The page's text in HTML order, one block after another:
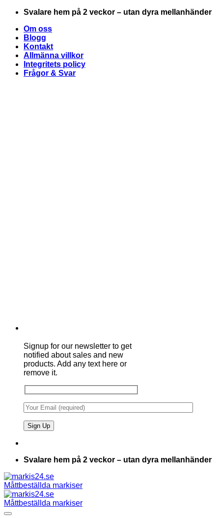
Skip
content
Svalare hem på 2 veckor – utan dyra mellanhänder
Om oss
Blogg
Kontakt
Allmänna villkor
Integritets policy
Frågor & Svar
Signup for our newsletter to get
notified about sales and new
products. Add any text here or
remove it.
Svalare hem på 2 veckor – utan dyra mellanhänder